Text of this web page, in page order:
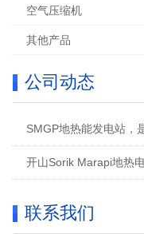
空气压缩机
其他产品
公司动态
SMGP地热能发电站，
开山Sorik Marapi地热
联系我们